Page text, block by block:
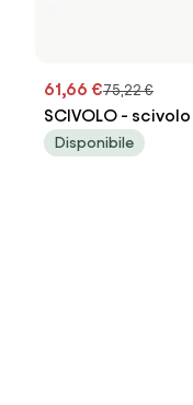
61,66 €75,22 €
SCIVOLO -
Disponibile